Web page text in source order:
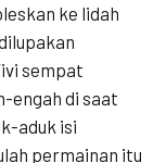
ke lidah
sempat
engah di saat
aduk isi
permainan itu